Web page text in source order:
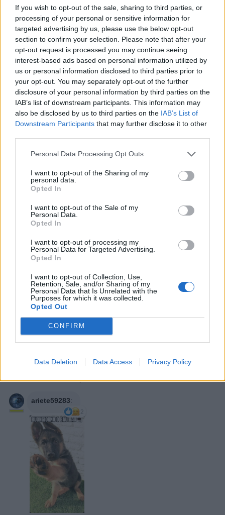
If you wish to opt-out of the sale, sharing to third parties, or
processing of your personal or sensitive information for
targeted advertising by us, please use the below opt-out
section to confirm your selection. Please note that after your
opt-out request is processed you may continue seeing
interest-based ads based on personal information utilized by
us or personal information disclosed to third parties prior to
your opt-out. You may separately opt-out of the further
disclosure of your personal information by third parties on the
IAB’s list of downstream participants. This information may
also be disclosed by us to third parties on the IAB’s List of
Downstream Participants that may further disclose it to other
Personal Data Processing Opt Outs
I want to opt-out of the Sharing of my
personal data.
Opted In
I want to opt-out of the Sale of my
Personal Data.
Opted In
I want to opt-out of processing my
Personal Data for Targeted Advertising.
Opted In
I want to opt-out of Collection, Use,
Retention, Sale, and/or Sharing of my
Personal Data that Is Unrelated with the
Purposes for which it was collected.
Opted Out
CONFIRM
Data Deletion Data Access Privacy Policy
Tino: Buona giornata fra 🤗☕🤗☕
4
16 Febbraio 2024 alle ore 08:57
·Ti stimo·Rispondi
Demon21 :Tino buona giornata a te 🤗
2
·Ti stimo·Rispondi
Niko55 :Con l'ammoniaca 😂😂buongiorno Demon ☕️
Demon21:Niko55 buongiorno 🤗
·Ti stimo ·Rispondi
😁😁
16 Febbraio 2024 alle ore 09:54
·Ti stimo·Rispondi
Danilele:
Ti stimo·Rispondi
2
16 Febbraio 2024 alle ore 10:41
·Ti stimo·Rispondi
ariete59283:
2